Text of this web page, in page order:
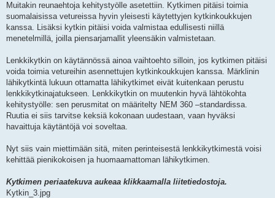
Muitakin reunaehtoja kehitystyölle asetettiin. Kytkimen pitäisi toimia
suomalaisissa vetureissa hyvin yleisesti käytettyjen kytkinkoukkujen
kanssa. Lisäksi kytkin pitäisi voida valmistaa edullisesti niillä
menetelmillä, joilla piensarjamallit yleensäkin valmistetaan.
Lenkkikytkin on käytännössä ainoa vaihtoehto silloin, jos kytkimen pitäisi
voida toimia vetureihin asennettujen kytkinkoukkujen kanssa. Märklinin
lähikytkintä lukuun ottamatta lähikytkimet eivät kuitenkaan perustu
lenkkikytkinajatukseen. Lenkkikytkin on muutenkin hyvä lähtökohta
kehitystyölle: sen perusmitat on määritelty NEM 360 –standardissa.
Ruutia ei siis tarvitse keksiä kokonaan uudestaan, vaan hyväksi
havaittuja käytäntöjä voi soveltaa.
Nyt siis vain miettimään sitä, miten perinteisestä lenkkikytkimestä voisi
kehittää pienikokoisen ja huomaamattoman lähikytkimen.
Kytkimen periaatekuva aukeaa klikkaamalla liitetiedostoja.
Kytkin_3.jpg